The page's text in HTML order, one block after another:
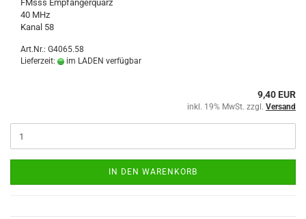
FMsss Empfängerquarz
40 MHz
Kanal 58
Art.Nr.: G4065.58
Lieferzeit:
im LADEN verfügbar
9,40 EUR
inkl. 19% MwSt. zzgl. Versand
IN DEN WARENKORB